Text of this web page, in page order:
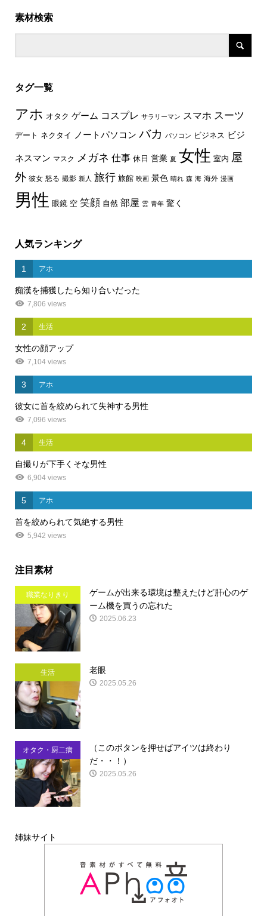
素材検索
タグ一覧
アホ オタク ゲーム コスプレ サラリーマン スマホ スーツ
デート ネクタイ ノートパソコン バカ パソコン ビジネス ビジ
ネスマン マスク メガネ 仕事 休日 営業 夏 女性 室内 屋
外 彼女 怒る 撮影 新人 旅行 旅館 映画 景色 晴れ 森 海 海外 漫画
男性 眼鏡 空 笑顔 自然 部屋 雲 青年 驚く
人気ランキング
1 アホ
痴漢を捕獲したら知り合いだった
7,806 views
2 生活
女性の顔アップ
7,104 views
3 アホ
彼女に首を絞められて失神する男性
7,096 views
4 生活
自撮りが下手くそな男性
6,904 views
5 アホ
首を絞められて気絶する男性
5,942 views
注目素材
職業なりきり
ゲームが出来る環境は整えたけど肝心のゲ
ーム機を買うの忘れた
2025.06.23
生活 老眼
2025.05.26
オタク・厨二病
（このボタンを押せばアイツは終わり
だ・・！）
2025.05.26
姉妹サイト